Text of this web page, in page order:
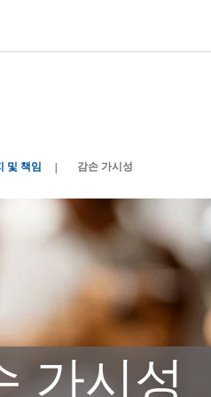
및 책임 감손 가시성
가시성